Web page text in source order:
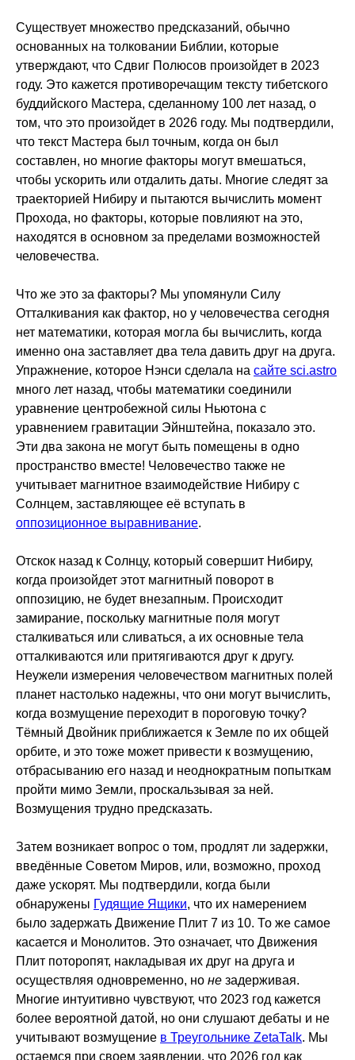
Существует множество предсказаний, обычно
основанных на толковании Библии, которые
утверждают, что Сдвиг Полюсов произойдет в 2023
году. Это кажется противоречащим тексту тибетского
буддийского Мастера, сделанному 100 лет назад, о
том, что это произойдет в 2026 году. Мы подтвердили,
что текст Мастера был точным, когда он был
составлен, но многие факторы могут вмешаться,
чтобы ускорить или отдалить даты. Многие следят за
траекторией Нибиру и пытаются вычислить момент
Прохода, но факторы, которые повлияют на это,
находятся в основном за пределами возможностей
человечества.
Что же это за факторы? Мы упомянули Силу
Отталкивания как фактор, но у человечества сегодня
нет математики, которая могла бы вычислить, когда
именно она заставляет два тела давить друг на друга.
Упражнение, которое Нэнси сделала на сайте sci.astro
много лет назад, чтобы математики соединили
уравнение центробежной силы Ньютона с
уравнением гравитации Эйнштейна, показало это.
Эти два закона не могут быть помещены в одно
пространство вместе! Человечество также не
учитывает магнитное взаимодействие Нибиру с
Солнцем, заставляющее её вступать в
оппозиционное выравнивание.
Отскок назад к Солнцу, который совершит Нибиру,
когда произойдет этот магнитный поворот в
оппозицию, не будет внезапным. Происходит
замирание, поскольку магнитные поля могут
сталкиваться или сливаться, а их основные тела
отталкиваются или притягиваются друг к другу.
Неужели измерения человечеством магнитных полей
планет настолько надежны, что они могут вычислить,
когда возмущение переходит в пороговую точку?
Тёмный Двойник приближается к Земле по их общей
орбите, и это тоже может привести к возмущению,
отбрасыванию его назад и неоднократным попыткам
пройти мимо Земли, проскальзывая за ней.
Возмущения трудно предсказать.
Затем возникает вопрос о том, продлят ли задержки,
введённые Советом Миров, или, возможно, проход
даже ускорят. Мы подтвердили, когда были
обнаружены Гудящие Ящики, что их намерением
было задержать Движение Плит 7 из 10. То же самое
касается и Монолитов. Это означает, что Движения
Плит поторопят, накладывая их друг на друга и
осуществляя одновременно, но не задерживая.
Многие интуитивно чувствуют, что 2023 год кажется
более вероятной датой, но они слушают дебаты и не
учитывают возмущение в Треугольнике ZetaTalk. Мы
остаемся при своем заявлении, что 2026 год как